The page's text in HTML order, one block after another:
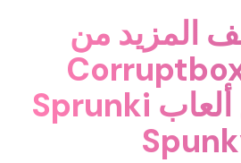
المزيد من
Sprunki على موقع ألعاب